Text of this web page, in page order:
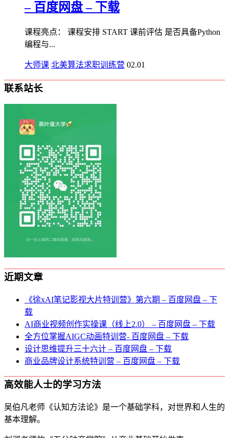
– 百度网盘 – 下载
课程亮点： 课程安排 START 课前评估 是否具备Python
编程与...
大师课 北美算法求职训练营 02.01
联系站长
近期文章
《徐xAI笔记影视大片特训营》第六期 – 百度网盘 – 下
载
AI商业视频创作实操课（线上2.0） – 百度网盘 – 下载
全方位掌握AIGC动画特训营- 百度网盘 – 下载
设计思维提升三十六计 – 百度网盘 – 下载
商业品牌设计系统特训营 – 百度网盘 – 下载
高效能人士的学习方法
吴伯凡老师《认知方法论》是一个基础学科，对世界和人生的
基本理解。